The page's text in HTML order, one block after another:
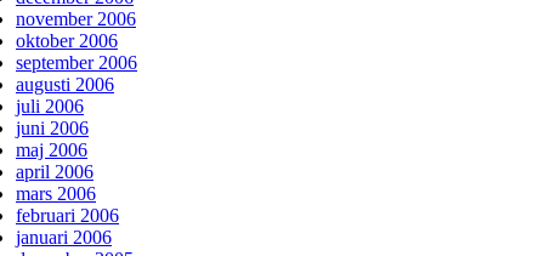
november 2006
oktober 2006
september 2006
augusti 2006
juli 2006
juni 2006
maj 2006
april 2006
mars 2006
februari 2006
januari 2006